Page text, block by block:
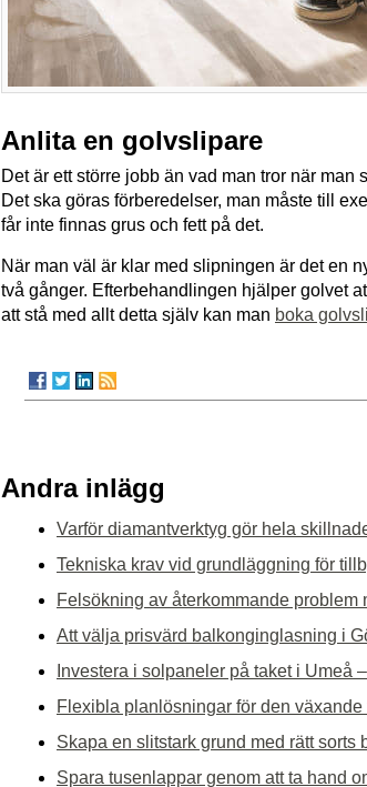
Anlita en golvslipare
Det är ett större jobb än vad man tror när
Det ska göras förberedelser, man måste till
får inte finnas grus och fett på det.
När man väl är klar med slipningen är det en
två gånger. Efterbehandlingen hjälper golvet
att stå med allt detta själv kan man boka
Andra inlägg
Varför diamantverktyg gör hela
Tekniska krav vid grundläggning för
Felsökning av återkommande problem
Att välja prisvärd balkonginglasning i
Investera i solpaneler på taket i Umeå
Flexibla planlösningar för den växande
Skapa en slitstark grund med rätt sorts
Spara tusenlappar genom att ta hand